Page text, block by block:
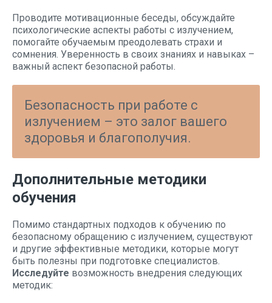
Проводите мотивационные беседы, обсуждайте
психологические аспекты работы с излучением,
помогайте обучаемым преодолевать страхи и
сомнения. Уверенность в своих знаниях и навыках –
важный аспект безопасной работы.
Безопасность при работе с
излучением – это залог вашего
здоровья и благополучия.
Дополнительные методики
обучения
Помимо стандартных подходов к обучению по
безопасному обращению с излучением, существуют
и другие эффективные методики, которые могут
быть полезны при подготовке специалистов.
Исследуйте возможность внедрения следующих
методик: